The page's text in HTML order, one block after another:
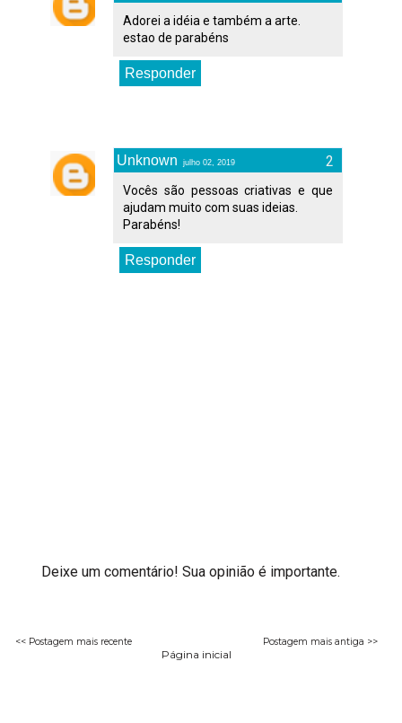
Adorei a idéia e também a arte.
estao de parabéns
Responder
Unknown julho 02, 2019
Vocês são pessoas criativas e que
ajudam muito com suas ideias.
Parabéns!
Responder
Deixe um comentário! Sua opinião é importante.
<< Postagem mais recente Postagem mais antiga >>
Página inicial